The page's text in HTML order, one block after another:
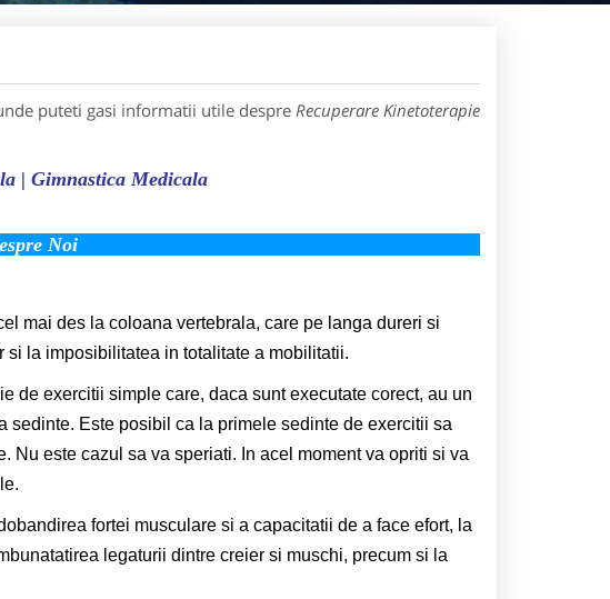
puteti gasi informatii utile despreRecuperare Kinetoterapie
| Gimnastica Medicala
Noi
mai des la coloana vertebrala, care pe langa dureri si
la imposibilitatea in totalitate a mobilitatii.
de exercitii simple care, daca sunt executate corect, au un
sedinte. Este posibil ca la primele sedinte de exercitii sa
Nu este cazul sa va speriati. In acel moment va opriti si va
fortei musculare si a capacitatii de a face efort, la
legaturii dintre creier si muschi, precum si la